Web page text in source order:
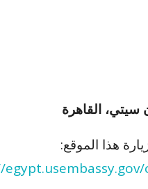
هذا الموقع: